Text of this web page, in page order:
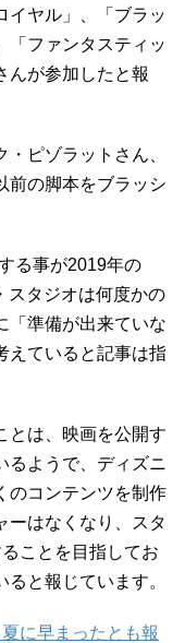
イヤル」、「ブラッ
「ファンタスティッ
んが参加したと報
ピゾラットさん、
前の脚本をブラッシ
る事が2019年の
スタジオは何度かの
「準備が出来ていな
えていると記事は指
とは、映画を公開す
るようで、ディズニ
のコンテンツを制作
ーはなくなり、スタ
ことを目指してお
と報じています。
に早まったとも報